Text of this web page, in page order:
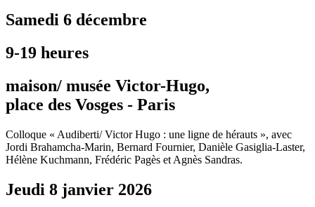
Samedi 6 décembre
9-19 heures
maison/ musée Victor-Hugo,
place des Vosges - Paris
Colloque « Audiberti/ Victor Hugo : une ligne de hérauts », avec
Jordi Brahamcha-Marin, Bernard Fournier, Danièle Gasiglia-Laster,
Hélène Kuchmann, Frédéric Pagès et Agnès Sandras.
Jeudi 8 janvier 2026